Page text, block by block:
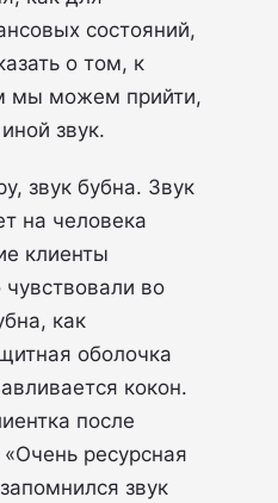
состояний,
о том, к
мы можем прийти,
звук.
звук бубна. Звук
на человека
клиенты
чувствовали во
как
оболочка
кокон.
после
ресурсная
звук